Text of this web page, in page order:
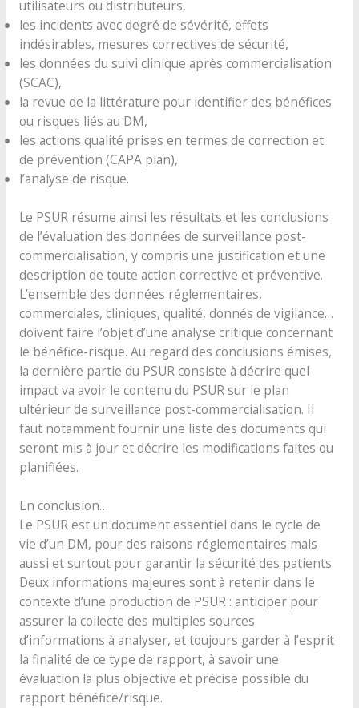
utilisateurs ou distributeurs,
les incidents avec degré de sévérité, effets
indésirables, mesures correctives de sécurité,
les données du suivi clinique après commercialisation
(SCAC),
la revue de la littérature pour identifier des bénéfices
ou risques liés au DM,
les actions qualité prises en termes de correction et
de prévention (CAPA plan),
l’analyse de risque.
Le PSUR résume ainsi les résultats et les conclusions
de l’évaluation des données de surveillance post-
commercialisation, y compris une justification et une
description de toute action corrective et préventive.
L’ensemble des données réglementaires,
commerciales, cliniques, qualité, donnés de vigilance…
doivent faire l’objet d’une analyse critique concernant
le bénéfice-risque. Au regard des conclusions émises,
la dernière partie du PSUR consiste à décrire quel
impact va avoir le contenu du PSUR sur le plan
ultérieur de surveillance post-commercialisation. Il
faut notamment fournir une liste des documents qui
seront mis à jour et décrire les modifications faites ou
planifiées.
En conclusion…
Le PSUR est un document essentiel dans le cycle de
vie d’un DM, pour des raisons réglementaires mais
aussi et surtout pour garantir la sécurité des patients.
Deux informations majeures sont à retenir dans le
contexte d’une production de PSUR : anticiper pour
assurer la collecte des multiples sources
d’informations à analyser, et toujours garder à l’esprit
la finalité de ce type de rapport, à savoir une
évaluation la plus objective et précise possible du
rapport bénéfice/risque.